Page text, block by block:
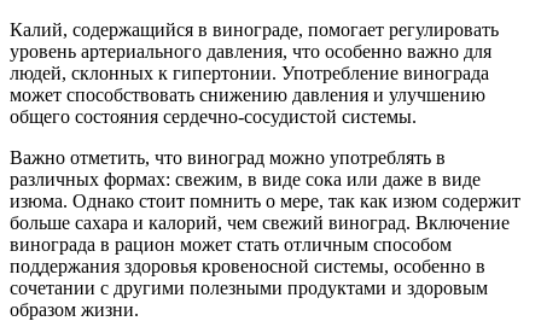
Калий, содержащийся в винограде, помогает регулировать
уровень артериального давления, что особенно важно для
людей, склонных к гипертонии. Употребление винограда
может способствовать снижению давления и улучшению
общего состояния сердечно-сосудистой системы.
Важно отметить, что виноград можно употреблять в
различных формах: свежим, в виде сока или даже в виде
изюма. Однако стоит помнить о мере, так как изюм содержит
больше сахара и калорий, чем свежий виноград. Включение
винограда в рацион может стать отличным способом
поддержания здоровья кровеносной системы, особенно в
сочетании с другими полезными продуктами и здоровым
образом жизни.